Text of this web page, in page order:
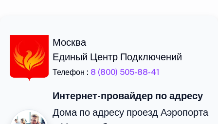
Москва
Единый Центр Подключений
Телефон : 8 (800) 505-88-41
Интернет-провайдер по адресу
Дома по адресу проезд Аэропорта